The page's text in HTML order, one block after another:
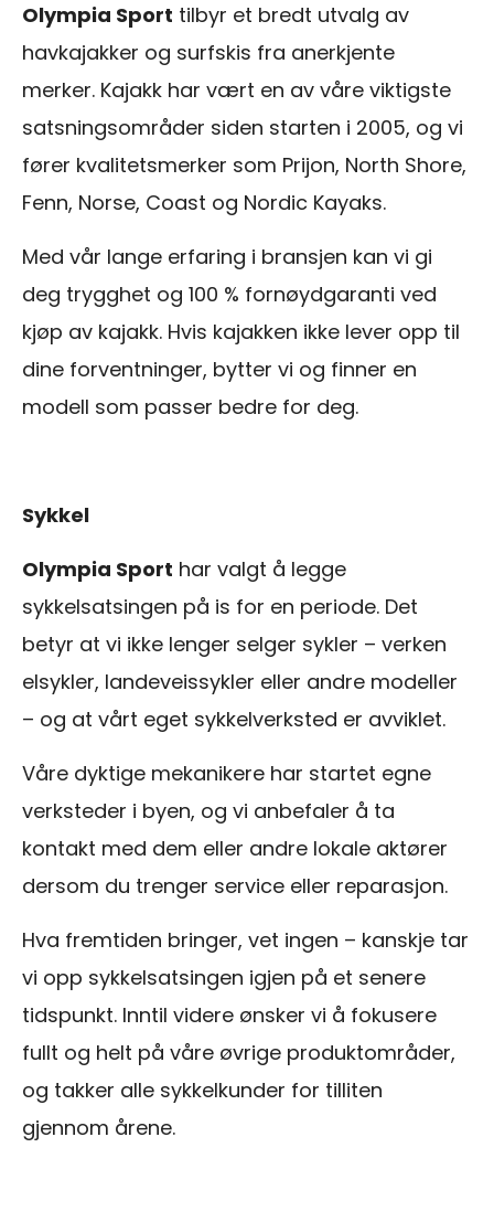
Olympia Sport tilbyr et bredt utvalg av
havkajakker og surfskis fra anerkjente
merker. Kajakk har vært en av våre viktigste
satsningsområder siden starten i 2005, og vi
fører kvalitetsmerker som Prijon, North Shore,
Fenn, Norse, Coast og Nordic Kayaks.
Med vår lange erfaring i bransjen kan vi gi
deg trygghet og 100 % fornøydgaranti ved
kjøp av kajakk. Hvis kajakken ikke lever opp til
dine forventninger, bytter vi og finner en
modell som passer bedre for deg.
Sykkel
Olympia Sport har valgt å legge
sykkelsatsingen på is for en periode. Det
betyr at vi ikke lenger selger sykler – verken
elsykler, landeveissykler eller andre modeller
– og at vårt eget sykkelverksted er avviklet.
Våre dyktige mekanikere har startet egne
verksteder i byen, og vi anbefaler å ta
kontakt med dem eller andre lokale aktører
dersom du trenger service eller reparasjon.
Hva fremtiden bringer, vet ingen – kanskje tar
vi opp sykkelsatsingen igjen på et senere
tidspunkt. Inntil videre ønsker vi å fokusere
fullt og helt på våre øvrige produktområder,
og takker alle sykkelkunder for tilliten
gjennom årene.